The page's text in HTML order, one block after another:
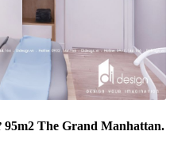
The Grand Manhattan.